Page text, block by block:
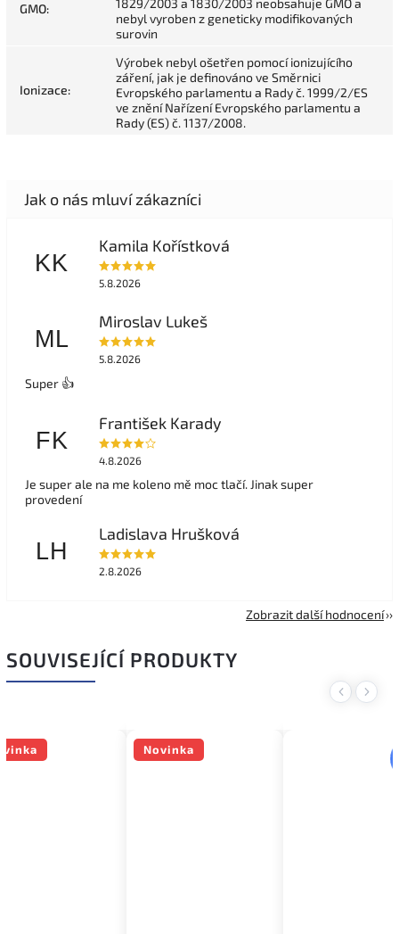
GMO:
nebyl vyroben z geneticky modifikovaných
surovin
Ionizace:
Výrobek nebyl ošetřen pomocí ionizujícího
záření, jak je definováno ve Směrnici
Evropského parlamentu a Rady č. 1999/2/ES
ve znění Nařízení Evropského parlamentu a
Rady (ES) č. 1137/2008.
KK
Kamila Kořístková
5.8.2026
ML
Miroslav Lukeš
5.8.2026
Super 👍
FK
František Karady
4.8.2026
Je super ale na me koleno mě moc tlačí. Jinak super
provedení
LH
Ladislava Hrušková
2.8.2026
Zobrazit další hodnocení
SOUVISEJÍCÍ PRODUKTY
Previous
Novinka
Next